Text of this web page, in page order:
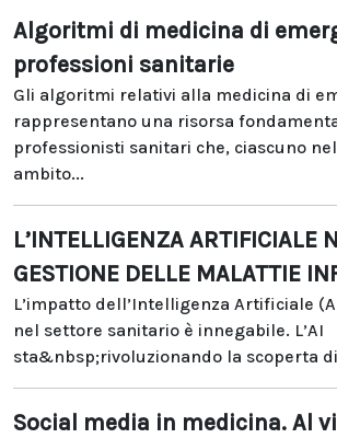
Algoritmi di medicina di
professioni sanitarie
Gli algoritmi relativi alla medicina di
rappresentano una risorsa
professionisti sanitari che, ciascuno
ambito...
L’INTELLIGENZA ARTIFICIALE
GESTIONE DELLE MALATTIE
L’impatto dell’Intelligenza Artificiale
nel settore sanitario è innegabile. L’AI
sta&nbsp;rivoluzionando la scoperta
Social media in medicina. Al